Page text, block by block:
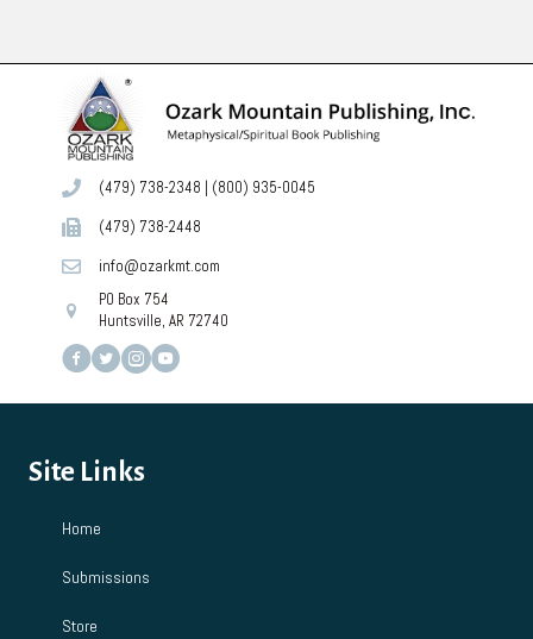
(479) 738-2348 | (800) 935-0045
(479) 738-2448
info@ozarkmt.com
PO Box 754
Huntsville, AR 72740
Site Links
Home
Submissions
Store